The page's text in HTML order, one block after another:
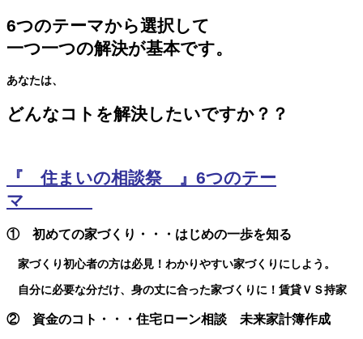
6つのテーマから選択して
一つ一つの解決が基本です。
あなたは、
どんなコトを解決したいですか？？
『 住まいの相談祭 』6つのテー
マ
① 初めての家づくり・・・はじめの一歩を知る
家づくり初心者の方は必見！わかりやすい家づくりにしよう。
自分に必要な分だけ、身の丈に合った家づくりに！賃貸ＶＳ持家
② 資金のコト・・・住宅ローン相談 未来家計簿作成